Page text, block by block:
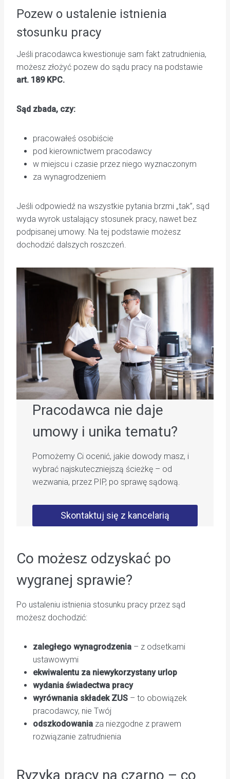
Pozew o ustalenie istnienia
stosunku pracy
Jeśli pracodawca kwestionuje sam fakt zatrudnienia,
możesz złożyć pozew do sądu pracy na podstawie
art. 189 KPC.
Sąd zbada, czy:
pracowałeś osobiście
pod kierownictwem pracodawcy
w miejscu i czasie przez niego wyznaczonym
za wynagrodzeniem
Jeśli odpowiedź na wszystkie pytania brzmi „tak”, sąd
wyda wyrok ustalający stosunek pracy, nawet bez
podpisanej umowy. Na tej podstawie możesz
dochodzić dalszych roszczeń.
Pracodawca nie daje
umowy i unika tematu?
Pomożemy Ci ocenić, jakie dowody masz, i
wybrać najskuteczniejszą ścieżkę – od
wezwania, przez PIP, po sprawę sądową.
Skontaktuj się z kancelarią
Co możesz odzyskać po
wygranej sprawie?
Po ustaleniu istnienia stosunku pracy przez sąd
możesz dochodzić:
zaległego wynagrodzenia – z odsetkami
ustawowymi
ekwiwalentu za niewykorzystany urlop
wydania świadectwa pracy
wyrównania składek ZUS – to obowiązek
pracodawcy, nie Twój
odszkodowania za niezgodne z prawem
rozwiązanie zatrudnienia
Ryzyka pracy na czarno – co